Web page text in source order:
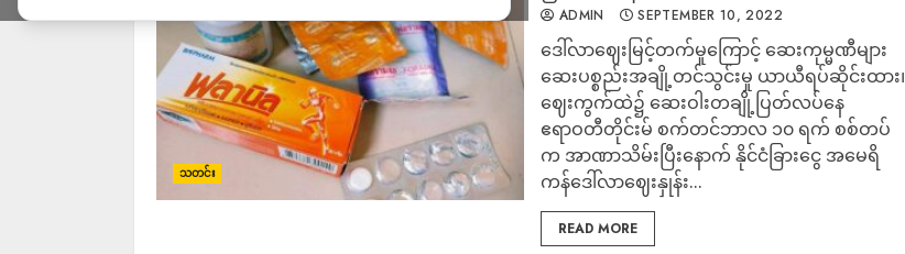
သတင်း
ADMIN SEPTEMBER 10, 2022
ဒေါ်လာဈေးမြင့်တက်မှုကြောင့် ဆေးကုမ္မဏီများ
ဆေးပစ္စည်းအချို့တင်သွင်းမှု ယာယီရပ်ဆိုင်းထား၊
ဈေးကွက်ထဲ၌ ဆေးဝါးတချို့ပြတ်လပ်နေ
ဧရာဝတီတိုင်းမ် စက်တင်ဘာလ ၁၀ ရက် စစ်တပ်
က အာဏာသိမ်းပြီးနောက် နိုင်ငံခြားငွေ အမေရိ
ကန်ဒေါ်လာဈေးနှုန်း...
READ MORE